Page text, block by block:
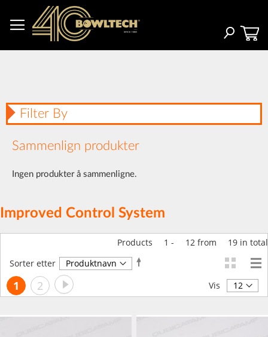
innhold
Søk
Improved Control System
Products 1 - 12 from 19 in total
Sorter etter
Angi
Side
You're
reading
1 Side
2 Side
Neste Vis
Filter By
Sammenlign produkter
Ingen produkter å sammenligne.